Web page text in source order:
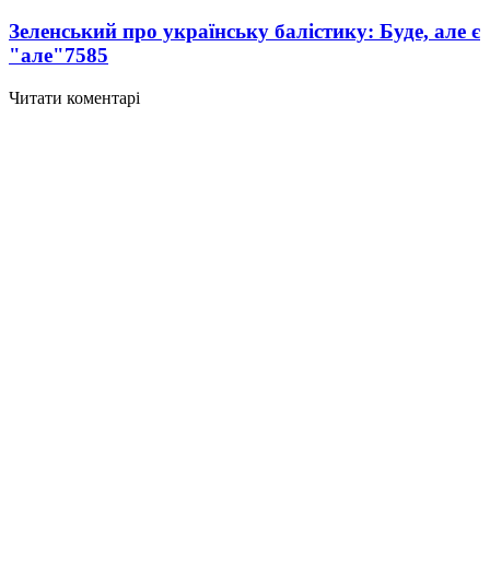
Зеленський про українську балістику: Буде, але є
"але"7585
Читати коментарі